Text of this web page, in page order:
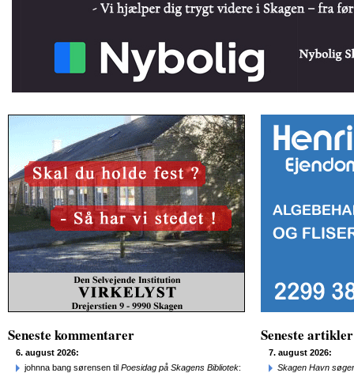
Seneste kommentarer
6. august 2026:
johnna bang sørensen til Poesidag på Skagens Bibliotek:
Seneste artikler
7. august 2026:
Skagen Havn